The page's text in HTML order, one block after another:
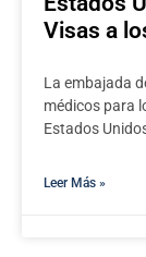
Visas a
La embajada
médicos para
Estados
Leer Más »